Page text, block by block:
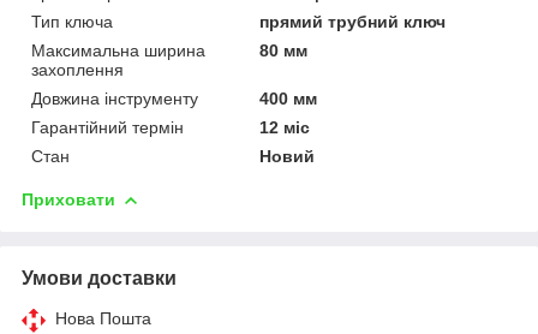
Тип ключа
прямий трубний ключ
Максимальна ширина
захоплення
80 мм
Довжина інструменту
400 мм
Гарантійний термін
12 міс
Стан
Новий
Приховати
Умови доставки
Нова Пошта